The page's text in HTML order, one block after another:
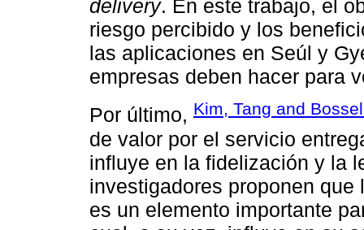
delivery. En este trabajo, el
riesgo percibido y los
las aplicaciones en Seúl y
empresas deben hacer para
Por último, Kim, Tang and
de valor por el servicio
influye en la fidelización y la
investigadores proponen
es un elemento importante